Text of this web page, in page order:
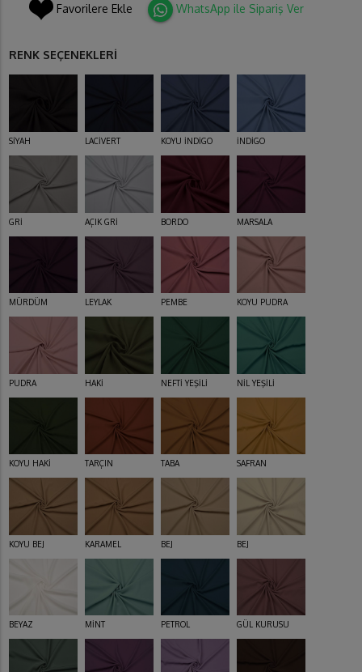
Favorilere Ekle WhatsApp ile Sipariş Ver
RENK SEÇENEKLERİ
SİYAH LACİVERT KOYU İNDİGO İNDİGO
GRİ AÇIK GRİ BORDO MARSALA
MÜRDÜM LEYLAK PEMBE KOYU PUDRA
PUDRA HAKİ NEFTİ YEŞİLİ NİL YEŞİLİ
KOYU HAKİ TARÇIN TABA SAFRAN
KOYU BEJ KARAMEL BEJ BEJ
BEYAZ MİNT PETROL GÜL KURUSU